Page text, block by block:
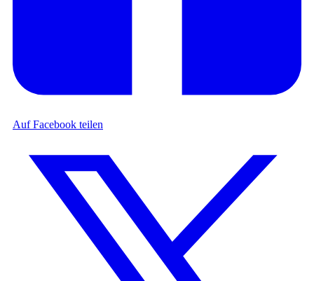
Auf Facebook teilen